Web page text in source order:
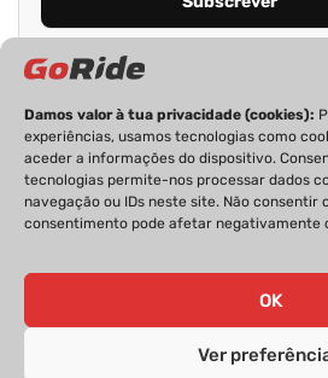
Damos valor à tua privacidade (cookies):
experiências, usamos tecnologias como
aceder a informações do dispositivo.
tecnologias permite-nos processar dados
navegação ou IDs neste site. Não consentir
consentimento pode afetar negativamente
OK
Ver
PRIVACIDADE FICHA TÉCNICA